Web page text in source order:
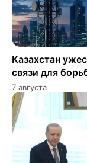
Казахстан
связи для
7 августа